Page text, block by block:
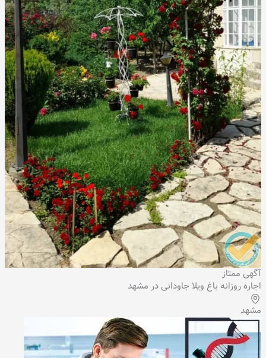
آگهی ممتاز
اجاره روزانه باغ ویلا جاودانی در مشهد
مشهد